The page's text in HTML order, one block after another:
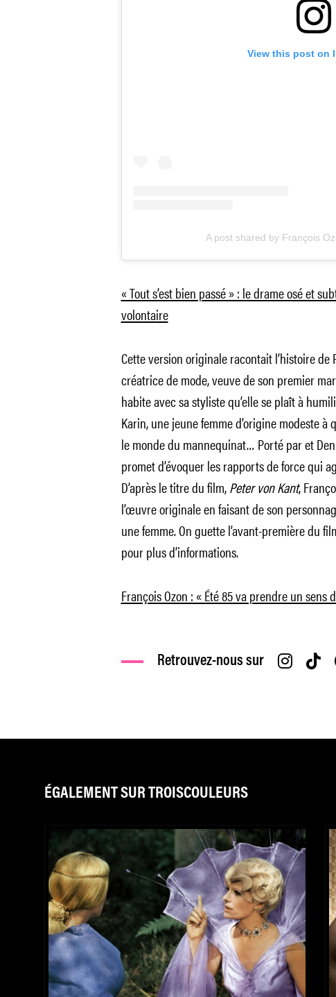
View this post on
A post shared by François
« Tout s’est bien passé » : le drame osé et
volontaire
Cette version originale racontait l’histoire de
créatrice de mode, veuve de son premier
habite avec sa styliste qu’elle se plaît à
Karin, une jeune femme d’origine modeste
le monde du mannequinat… Porté par et
promet d’évoquer les rapports de force qui
D’après le titre du film,Peter von Kant,
l’œuvre originale en faisant de son
une femme. On guette l’avant-première du
pour plus d’informations.
François Ozon : « Été 85 va prendre un sens
Retrouvez-nous sur
ÉGALEMENT SUR TROISCOULEURS